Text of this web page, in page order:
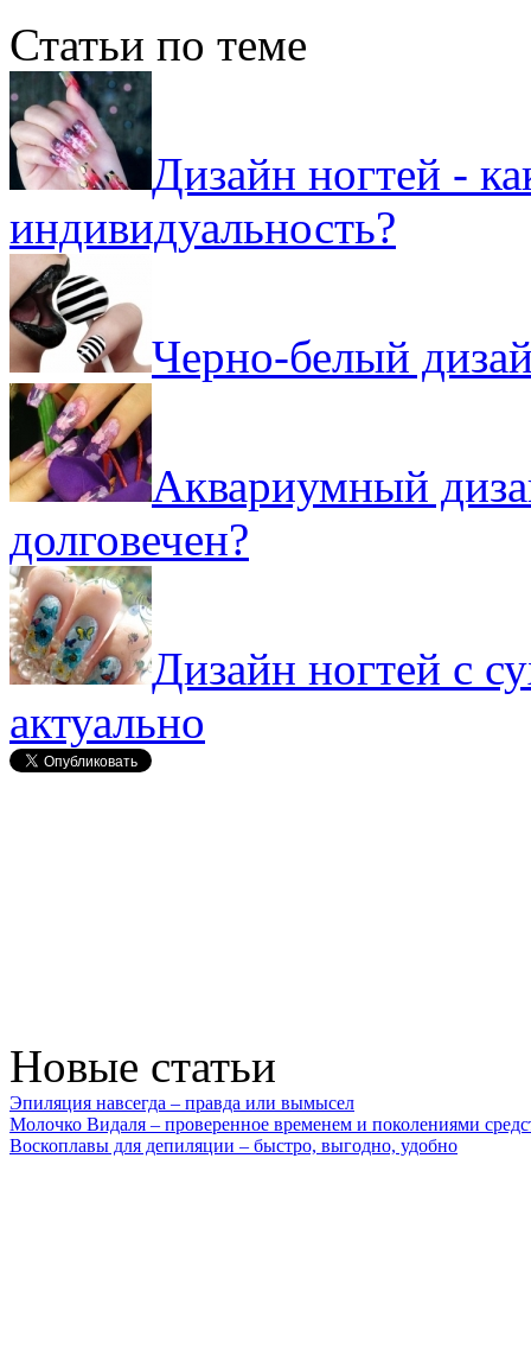
Статьи по теме
Дизайн ногтей -
индивидуальность?
Черно-белый
Аквариумный
долговечен?
Дизайн ногтей с
актуально
Новые статьи
Эпиляция навсегда – правда или вымысел
Молочко Видаля – проверенное временем и поколениями
Воскоплавы для депиляции – быстро, выгодно, удобно